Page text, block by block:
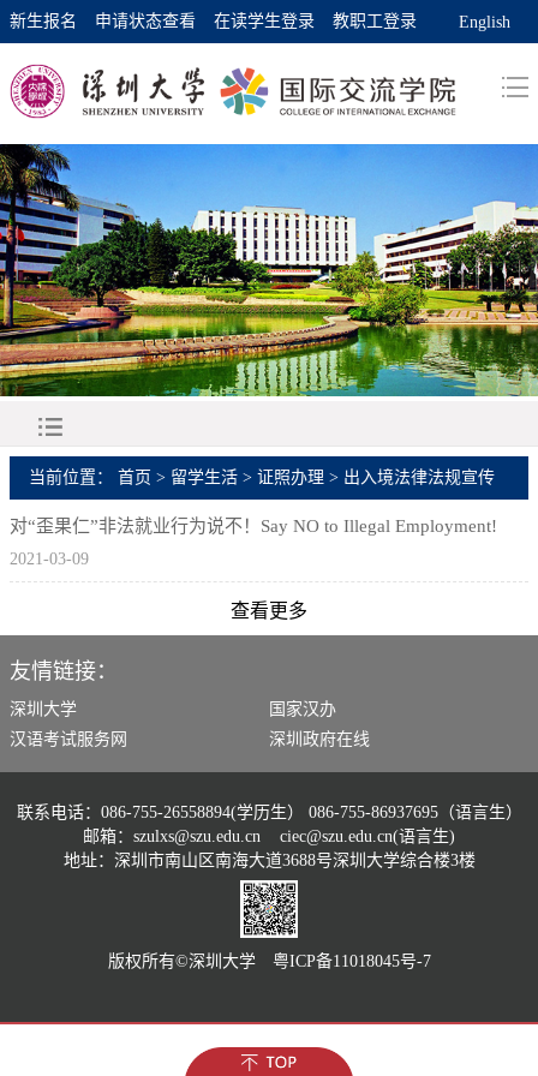
新生报名 申请状态查看 在读学生登录 教职工登录 English
当前位置： 首页 > 留学生活 > 证照办理 > 出入境法律法规宣传
对“歪果仁”非法就业行为说不！Say NO to Illegal Employment!
2021-03-09
查看更多
友情链接：
深圳大学
国家汉办
汉语考试服务网
深圳政府在线
联系电话：086-755-26558894(学历生） 086-755-86937695（语言生）
邮箱：szulxs@szu.edu.cn ciec@szu.edu.cn(语言生)
地址：深圳市南山区南海大道3688号深圳大学综合楼3楼
版权所有©️深圳大学 粤ICP备11018045号-7